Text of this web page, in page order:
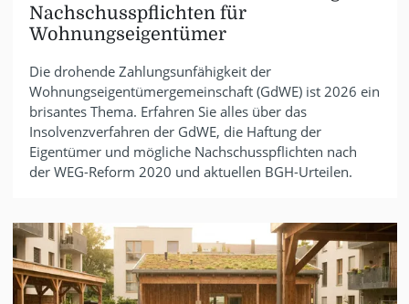
Nachschusspflichten für
Wohnungseigentümer
Die drohende Zahlungsunfähigkeit der
Wohnungseigentümergemeinschaft (GdWE) ist 2026 ein
brisantes Thema. Erfahren Sie alles über das
Insolvenzverfahren der GdWE, die Haftung der
Eigentümer und mögliche Nachschusspflichten nach
der WEG-Reform 2020 und aktuellen BGH-Urteilen.